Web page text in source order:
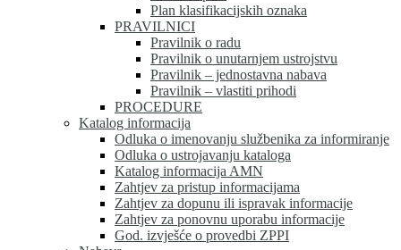
Plan klasifikacijskih oznaka
PRAVILNICI
Pravilnik o radu
Pravilnik o unutarnjem ustrojstvu
Pravilnik – jednostavna nabava
Pravilnik – vlastiti prihodi
PROCEDURE
Katalog informacija
Odluka o imenovanju službenika za informiranje
Odluka o ustrojavanju kataloga
Katalog informacija AMN
Zahtjev za pristup informacijama
Zahtjev za dopunu ili ispravak informacije
Zahtjev za ponovnu uporabu informacije
God. izvješće o provedbi ZPPI